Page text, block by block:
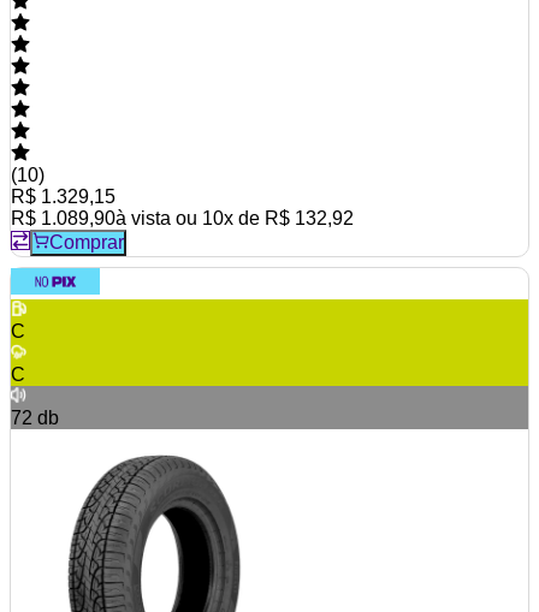
(10)
R$ 1.329,15
R$ 1.089,90à vista ou 10x de R$ 132,92
Comprar
C
C
72 db